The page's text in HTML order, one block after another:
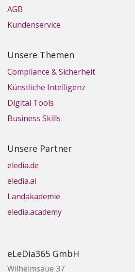
AGB
Kundenservice
Unsere Themen
Compliance & Sicherheit
Künstliche Intelligenz
Digital Tools
Business Skills
Unsere Partner
eledia.de
eledia.ai
Landakademie
eledia.academy
eLeDia365 GmbH
Wilhelmsaue 37